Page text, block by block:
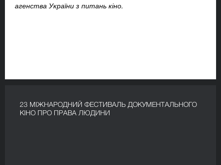
агенства України з питань кіно.
23 МІЖНАРОДНИЙ ФЕСТИВАЛЬ ДОКУМЕНТАЛЬНОГО
КІНО ПРО ПРАВА ЛЮДИНИ